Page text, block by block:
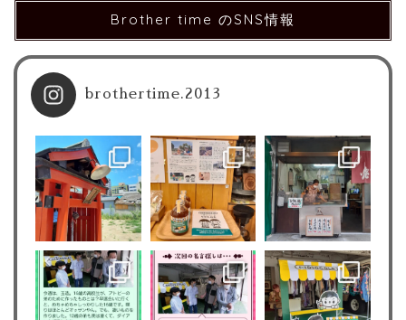
Brother time のSNS情報
brothertime.2013